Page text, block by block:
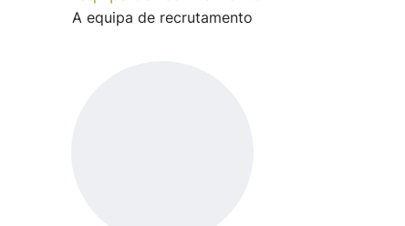
A equipa de recrutamento